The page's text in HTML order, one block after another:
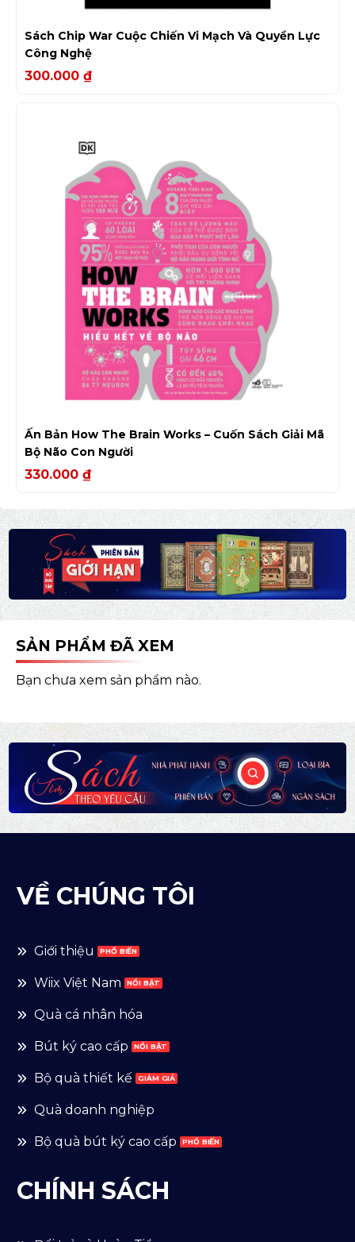
Sách Chip War Cuộc Chiến Vi Mạch Và Quyền Lực
Công Nghệ
300.000 ₫
Ấn Bản How The Brain Works – Cuốn Sách Giải Mã
Bộ Não Con Người
330.000 ₫
SẢN PHẨM ĐÃ XEM
Bạn chưa xem sản phẩm nào.
VỀ CHÚNG TÔI
Giới thiệu
Wiix Việt Nam
Quà cá nhân hóa
Bút ký cao cấp
Bộ quà thiết kế
Quà doanh nghiệp
Bộ quà bút ký cao cấp
CHÍNH SÁCH